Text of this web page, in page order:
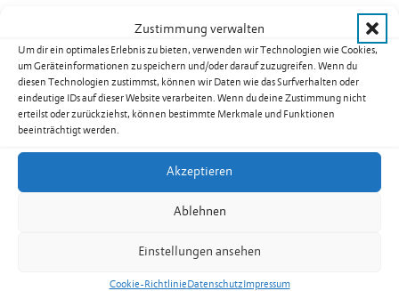
Zustimmung verwalten
Um dir ein optimales Erlebnis zu bieten, verwenden wir Technologien wie Cookies,
um Geräteinformationen zu speichern und/oder darauf zuzugreifen. Wenn du
diesen Technologien zustimmst, können wir Daten wie das Surfverhalten oder
eindeutige IDs auf dieser Website verarbeiten. Wenn du deine Zustimmung nicht
erteilst oder zurückziehst, können bestimmte Merkmale und Funktionen
beeinträchtigt werden.
Akzeptieren
Ablehnen
Einstellungen ansehen
Cookie-RichtlinieDatenschutzImpressum
Sportpark-Sportparkwart
Klossner Marcel
Mobil+423 794 90 39
marcel.klossner@eschen.li
Gemeinde Eschen-Nendeln
St. Martins-Ring 2, 9492 Eschen